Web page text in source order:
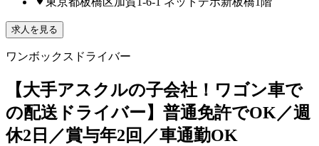
求人を見る
ワンボックスドライバー
【大手アスクルの子会社！ワゴン車で
の配送ドライバー】普通免許でOK／週
休2日／賞与年2回／車通勤OK